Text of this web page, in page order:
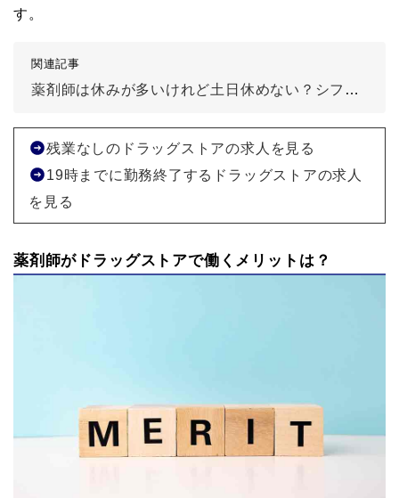
す。
関連記事
薬剤師は休みが多いけれど土日休めない？シフト勤務や休日の取りやすさは？
残業なしのドラッグストアの求人を見る
19時までに勤務終了するドラッグストアの求人
を見る
薬剤師がドラッグストアで働くメリットは？